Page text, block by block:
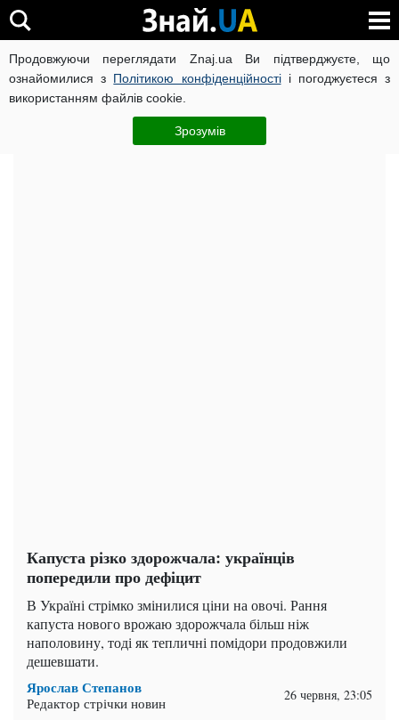
Продовжуючи переглядати Znaj.ua Ви підтверджуєте, що
ознайомилися з Політикою конфіденційностіі погоджуєтеся з
використанням файлів cookie.
Зрозумів
ВІЙНА РОСІЇ ПРОТИ УКРАЇНИ КОРОНАВІРУС В УКРАЇНІ
ЧИТАТЬ НА РУССКОМ
Капуста різко здорожчала: українців
попередили про дефіцит
В Україні стрімко змінилися ціни на овочі. Рання
капуста нового врожаю здорожчала більш ніж
наполовину, тоді як тепличні помідори продовжили
дешевшати.
Ярослав Степанов
Редактор стрічки новин 26 червня, 23:05